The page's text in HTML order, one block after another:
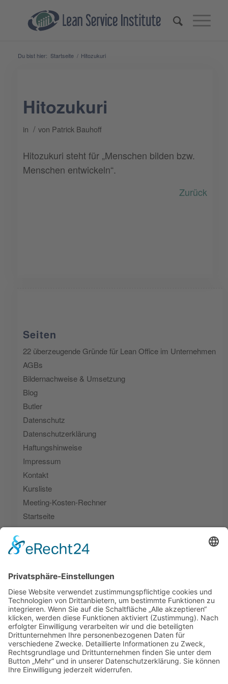
Du bist hier: Startseite / Hitozukuri
Hitozukuri
in / von Patrick Bauhoff
Hitozukuri steht für „Menschen bilden bzw.
Menschen entwickeln“.
Zurück
Seiten
22 überzeugende Gründe für Lean Office im Unternehmen
AGBs
Bildernachweise & Umsetzung
Blog
Butler
Datenschutz
Datenschutzerklärung
Haftungshinweise
Impressum
Kontakt
Kursliste
Meeting-Kosten-Rechner
Startseite
Themen-Webinare
Umsetzungsbegleitung
Zeitfresser | Live Ergebnis
Zeitfresser | Live-Vote
Zeitfresser Lösungsimpulse
Zeitfresser-Scanner
ZFCL – Danke-Seite
ZFCL – Download-Seite
Kategorien
Zeitfresser